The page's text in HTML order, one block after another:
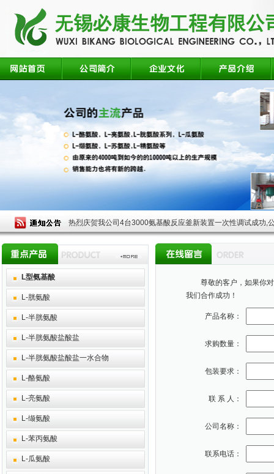
热烈庆贺我公司4台3000氨基酸反应釜新装置一次性调试成功,
L型氨基酸
L-胱氨酸
L-半胱氨酸
L-半胱氨酸盐酸盐
L-半胱氨酸盐酸盐一水合物
L-酪氨酸
L-亮氨酸
L-缬氨酸
L-苯丙氨酸
L-瓜氨酸
尊敬的客户，如果你对
我们合作成功！
产品名称：
求购数量：
包装要求：
联 系 人：
公司名称：
联系电话：